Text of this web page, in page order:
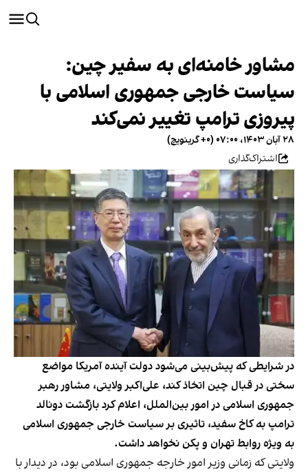
مشاور خامنه‌ای به سفیر چین:
سیاست خارجی جمهوری اسلامی با
پیروزی ترامپ تغییر نمی‌کند
۲۸ آبان ۱۴۰۳، ۰۷:۰۰ (‎+۰ گرینویچ)
اشتراک‌گذاری
در شرایطی که پیش‌بینی می‌شود دولت آینده آمریکا مواضع
سختی در قبال چین اتخاذ کند، علی‌اکبر ولایتی، مشاور رهبر
جمهوری اسلامی در امور بین‌الملل، اعلام کرد بازگشت دونالد
ترامپ به کاخ سفید، تاثیری بر سیاست خارجی جمهوری اسلامی
به ویژه روابط تهران و پکن نخواهد داشت.
ولایتی که زمانی وزیر امور خارجه جمهوری اسلامی بود، در دیدار با